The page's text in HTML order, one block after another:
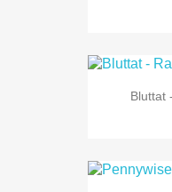
Bluttat